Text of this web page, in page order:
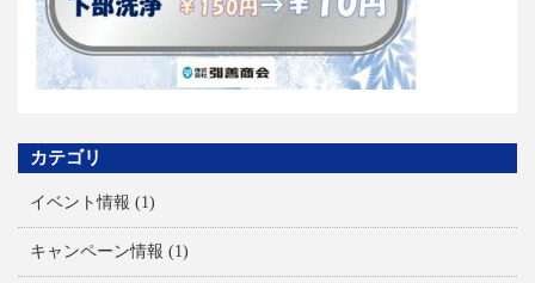
カテゴリ
イベント情報 (1)
キャンペーン情報 (1)